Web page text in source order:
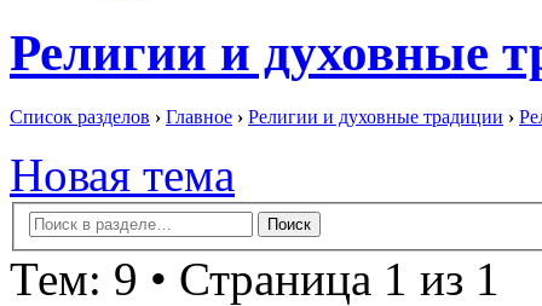
Религии и духовные
Список разделов › Главное › Религии и духовные традиции ›
Новая тема
Тем: 9 • Страница 1 из 1